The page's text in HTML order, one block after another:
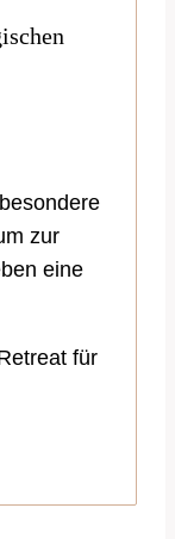
zur
eine
für